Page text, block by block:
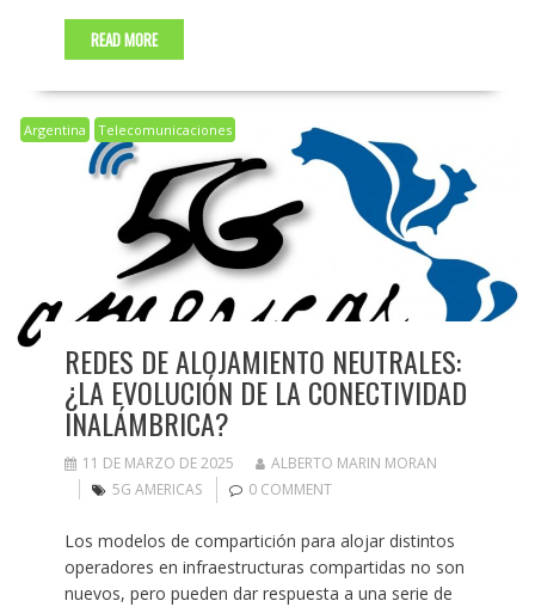
READ MORE
Argentina Telecomunicaciones
REDES DE ALOJAMIENTO NEUTRALES:
¿LA EVOLUCIÓN DE LA CONECTIVIDAD
INALÁMBRICA?
11 DE MARZO DE 2025
ALBERTO MARIN MORAN
5G AMERICAS
0 COMMENT
Los modelos de compartición para alojar distintos
operadores en infraestructuras compartidas no son
nuevos, pero pueden dar respuesta a una serie de